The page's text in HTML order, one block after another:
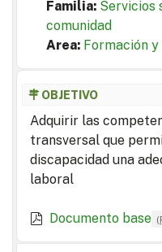
Familia: Servicios
comunidad
Area: Formación
OBJETIVO
Adquirir las
transversal que
discapacidad una
laboral
Documento base (